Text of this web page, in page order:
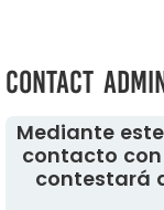
Contact
Mediante
contacto
contestará